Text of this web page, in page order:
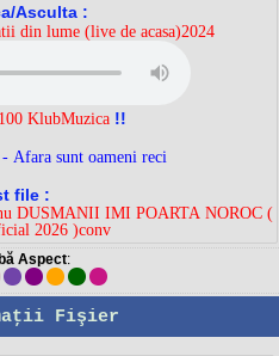
Asculta :
din lume (live de acasa)2024
KlubMuzica !!
Afara sunt oameni reci
file :
DUSMANII IMI POARTA NOROC (
2026 )conv
Aspect:
Fişier